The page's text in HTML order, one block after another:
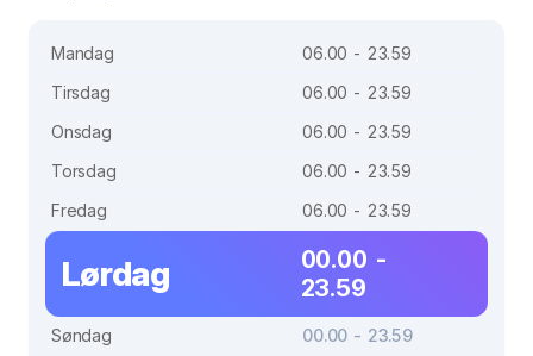
Mandag
06.00 - 23.59
Tirsdag
06.00 - 23.59
Onsdag
06.00 - 23.59
Torsdag
06.00 - 23.59
Fredag
06.00 - 23.59
Lørdag
00.00 -
23.59
Søndag 00.00 - 23.59